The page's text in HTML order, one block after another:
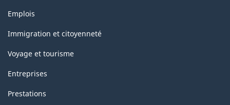
Thèmes
sujets
Emplois
Immigration et citoyenneté
Voyage et tourisme
Entreprises
Prestations